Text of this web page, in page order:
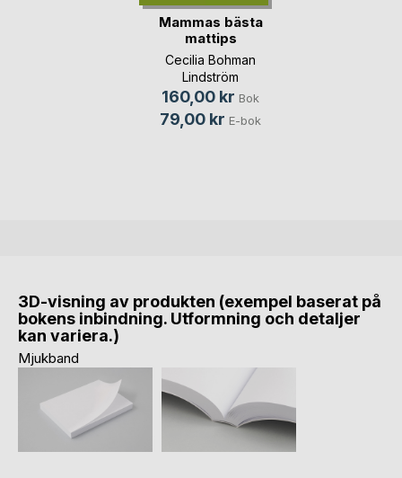
Mammas bästa
mattips
Cecilia Bohman
Lindström
160,00 kr Bok
79,00 kr E-bok
3D-visning av produkten (exempel baserat på
bokens inbindning. Utformning och detaljer
kan variera.)
Mjukband